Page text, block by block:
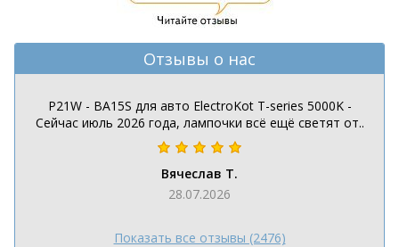
Отзывы о нас
P21W - BA15S для авто ElectroKot T-series 5000K -
Сейчас июль 2026 года, лампочки всё ещё светят от..
Вячеслав Т.
28.07.2026
Показать все отзывы (2476)